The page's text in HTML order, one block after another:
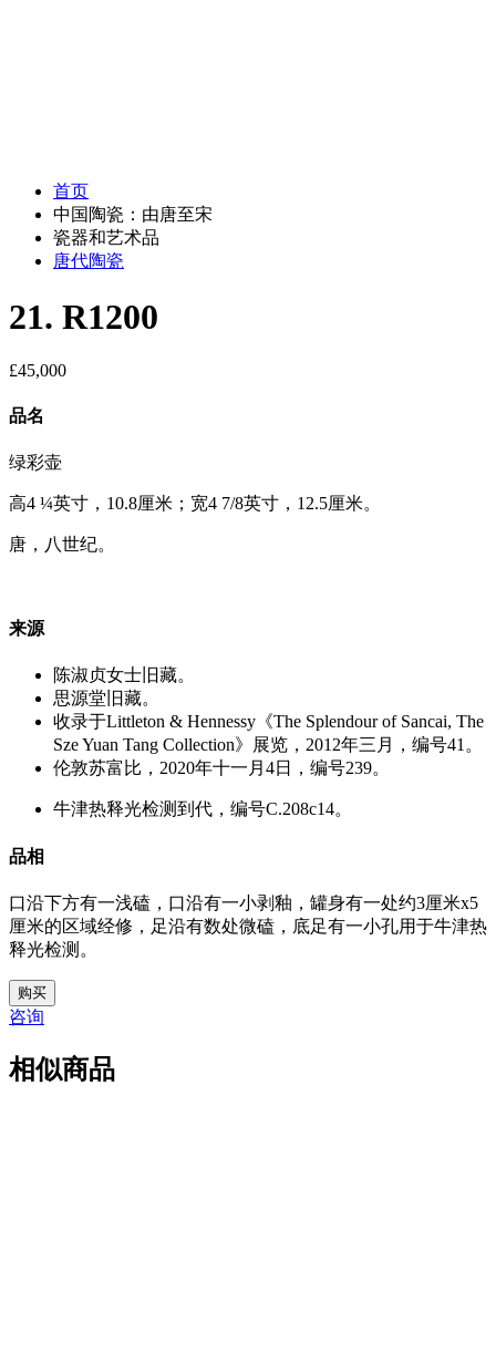
首页
中国陶瓷：由唐至宋
瓷器和艺术品
唐代陶瓷
21. R1200
£45,000
品名
绿彩壶
高4 ¼英寸，10.8厘米；宽4 7/8英寸，12.5厘米。
唐，八世纪。
来源
陈淑贞女士旧藏。
思源堂旧藏。
收录于Littleton & Hennessy《The Splendour of Sancai, The
Sze Yuan Tang Collection》展览，2012年三月，编号41。
伦敦苏富比，2020年十一月4日，编号239。
牛津热释光检测到代，编号C.208c14。
品相
口沿下方有一浅磕，口沿有一小剥釉，罐身有一处约3厘米x5
厘米的区域经修，足沿有数处微磕，底足有一小孔用于牛津热
释光检测。
21.
R1200
数
量
购买
咨询
相似商品